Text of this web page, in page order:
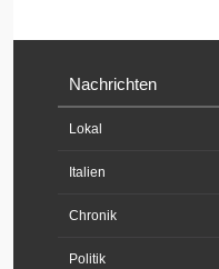
Nachrichten
Lokal
Italien
Chronik
Politik